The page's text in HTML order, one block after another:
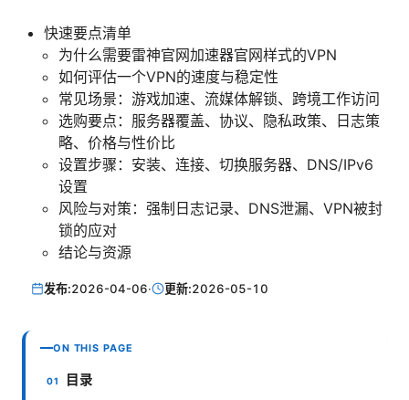
快速要点清单
为什么需要雷神官网加速器官网样式的VPN
如何评估一个VPN的速度与稳定性
常见场景：游戏加速、流媒体解锁、跨境工作访问
选购要点：服务器覆盖、协议、隐私政策、日志策
略、价格与性价比
设置步骤：安装、连接、切换服务器、DNS/IPv6
设置
风险与对策：强制日志记录、DNS泄漏、VPN被封
锁的应对
结论与资源
发布:2026-04-06· 更新:2026-05-10
ON THIS PAGE
目录